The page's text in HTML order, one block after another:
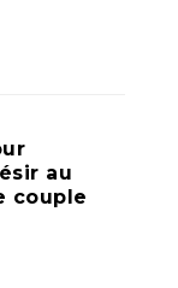
au
couple